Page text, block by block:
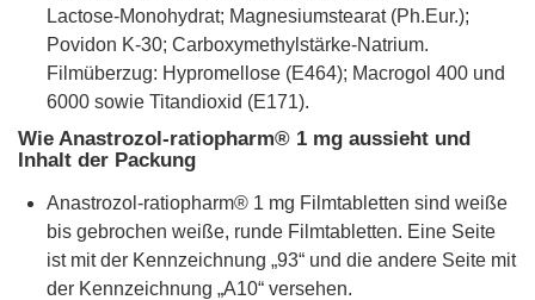
Lactose-Monohydrat; Magnesiumstearat (Ph.Eur.);
Povidon K-30; Carboxymethylstärke-Natrium.
Filmüberzug: Hypromellose (E464); Macrogol 400 und
6000 sowie Titandioxid (E171).
Wie Anastrozol-ratiopharm® 1 mg aussieht und
Inhalt der Packung
Anastrozol-ratiopharm® 1 mg Filmtabletten sind weiße
bis gebrochen weiße, runde Filmtabletten. Eine Seite
ist mit der Kennzeichnung „93“ und die andere Seite mit
der Kennzeichnung „A10“ versehen.